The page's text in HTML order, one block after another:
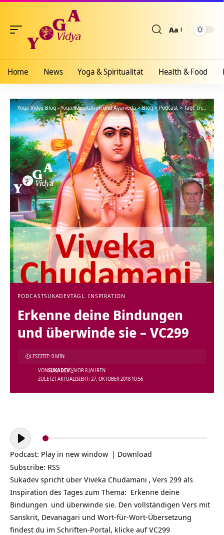
Aa
Home News Yoga & Spiritualität Health & Food
Yoga Vidya Blog - Yoga, Meditation und Ayurveda>Blog>Podcast>Tägl. Inspiration
PODCASTSUKADEVTÄGL. INSPIRATION
Erkenne deine Bindungen
und überwinde sie – VC299
ZULETZT AKTUALISIERT: 27. OKTOBER 2018 10:56
VONSUKADEV VOR 8 JAHREN
LESEZEIT: 0 MIN
Audio-
Player
Podcast: Play in new window | Download
Subscribe: RSS
Sukadev spricht über Viveka Chudamani , Vers 299 als
Inspiration des Tages zum Thema: Erkenne deine
Bindungen und überwinde sie. Den vollständigen Vers mit
Sanskrit, Devanagari und Wort-für-Wort-Übersetzung
findest du im Schriften-Portal, klicke aufVC299